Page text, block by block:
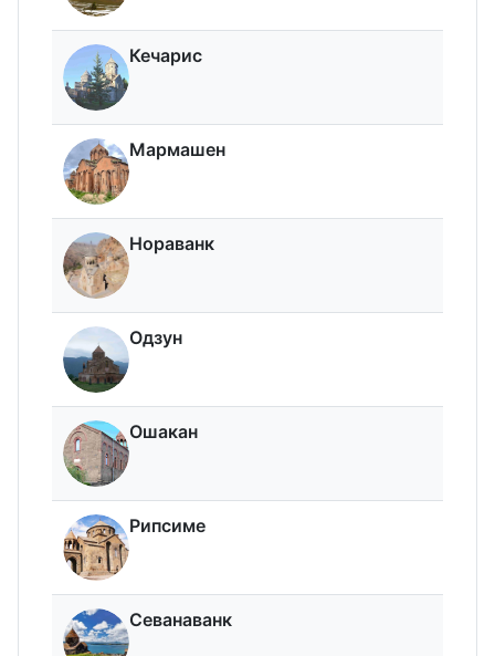
Кечарис
Мармашен
Нораванк
Одзун
Ошакан
Рипсиме
Севанаванк